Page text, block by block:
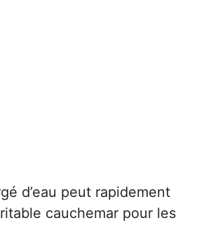
d’eau peut rapidement
cauchemar pour les